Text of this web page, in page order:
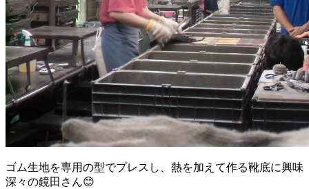
ゴム生地を専用の型でプレスし、熱を加えて作る靴底に興味
深々の鏡田さん😊